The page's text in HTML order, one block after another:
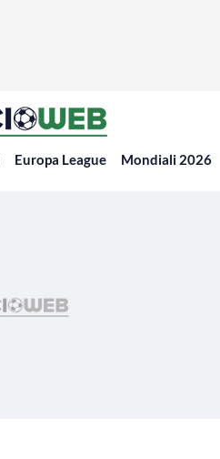
Europa League Mondiali 2026